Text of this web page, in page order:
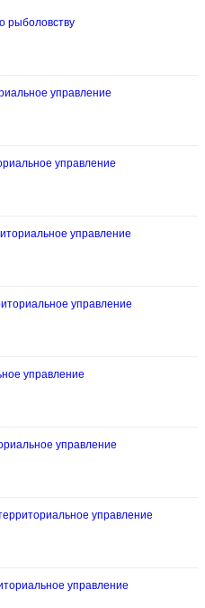
рыболовству
управление
управление
управление
управление
управление
управление
управление
управление